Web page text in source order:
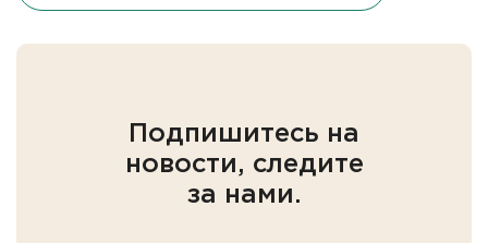
Подпишитесь на
новости, следите
за нами.